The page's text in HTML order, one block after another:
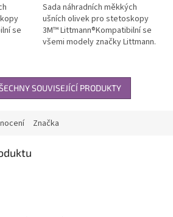
se
Sada náhradních měkkých
ušních olivek pro stetoskopy
3M™ Littmann®Kompatibilní se
všemi modely značky Littmann.
SOUVISEJÍCÍ PRODUKTY
Značka